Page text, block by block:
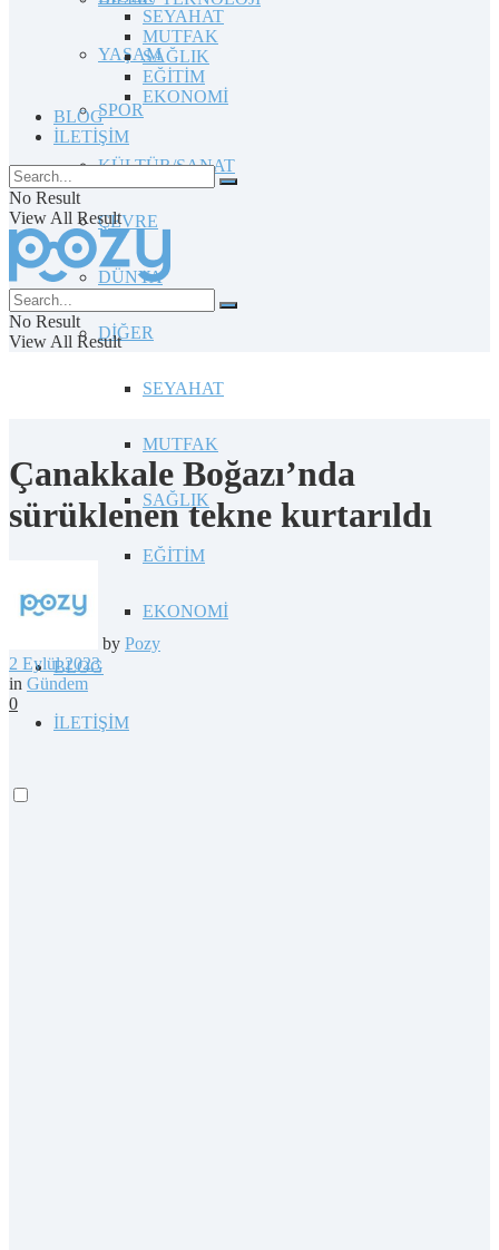
YAŞAM
SPOR
KÜLTÜR/SANAT
ÇEVRE
DÜNYA
DİĞER
SEYAHAT
MUTFAK
SAĞLIK
EĞİTİM
EKONOMİ
BLOG
İLETİŞİM
SEYAHAT
MUTFAK
SAĞLIK
EĞİTİM
EKONOMİ
BLOG
İLETİŞİM
No Result
View All Result
No Result
View All Result
Çanakkale Boğazı’nda
sürüklenen tekne kurtarıldı
by Pozy
2 Eylül 2023
in Gündem
0